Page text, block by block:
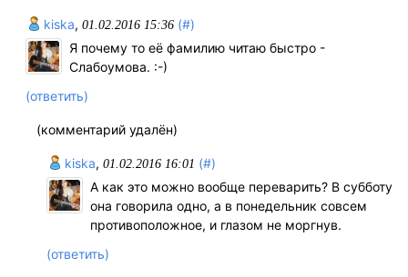
kiska, 01.02.2016 15:36 (#)
Я почему то её фамилию читаю быстро -
Слабоумова. :-)
(ответить)
(комментарий удалён)
kiska,01.02.2016 16:01 (#)
А как это можно вообще переварить? В субботу
она говорила одно, а в понедельник совсем
противоположное, и глазом не моргнув.
(ответить)